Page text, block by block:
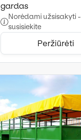
gardas
Norėdami užsisakyti -
susisiekite
Peržiūrėti